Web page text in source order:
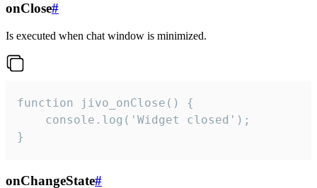
onClose#
Is executed when chat window is minimized.
function jivo_onClose() {
    console.log('Widget closed');
}
onChangeState#